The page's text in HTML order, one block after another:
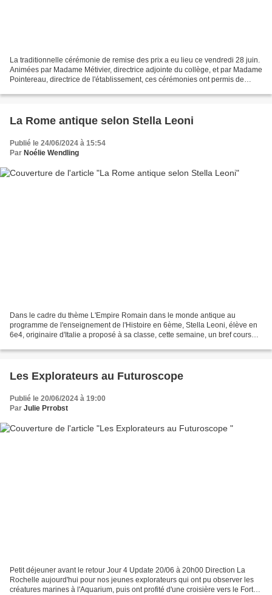
La traditionnelle cérémonie de remise des prix a eu lieu ce vendredi 28 juin.
Animées par Madame Métivier, directrice adjointe du collège, et par Madame
Pointereau, directrice de l'établissement, ces cérémonies ont permis de
La Rome antique selon Stella Leoni
Publié le 24/06/2024 à 15:54
Par Noélie Wendling
Dans le cadre du thème L'Empire Romain dans le monde antique au
programme de l'enseignement de l'Histoire en 6ème, Stella Leoni, élève en
6e4, originaire d'Italie a proposé à sa classe, cette semaine, un bref cours
Les Explorateurs au Futuroscope
Publié le 20/06/2024 à 19:00
Par Julie Prrobst
Petit déjeuner avant le retour Jour 4 Update 20/06 à 20h00 Direction La
Rochelle aujourd'hui pour nos jeunes explorateurs qui ont pu observer les
créatures marines à l'Aquarium, puis ont profité d'une croisière vers le Fort